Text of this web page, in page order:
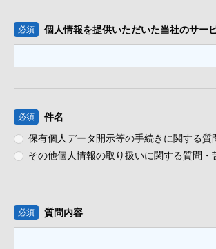
必須 個人情報を提供いただいた当社のサー
必須
件名
保有個人データ開示等の手続きに関する質
その他個人情報の取り扱いに関する質問・
必須 質問内容